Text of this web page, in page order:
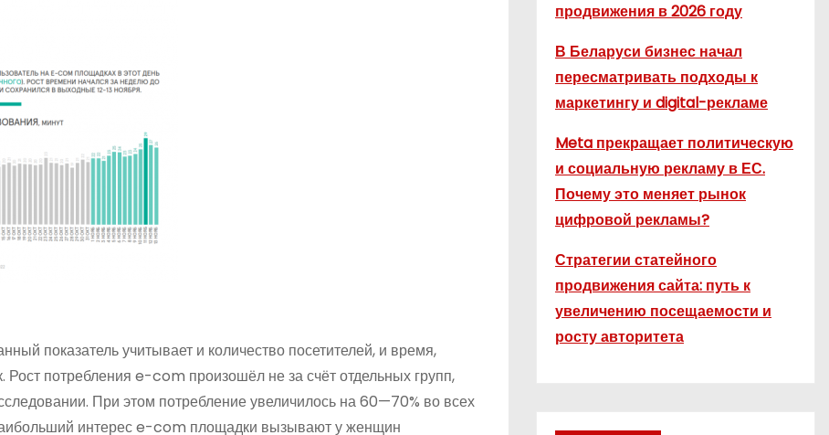
показатель учитывает и количество посетителей, и время,
потребления e-com произошёл не за счёт отдельных групп,
При этом потребление увеличилось на 60—70% во всех
интерес e-com площадки вызывают у женщин
продвижения в 2026 году
В Беларуси бизнес начал
пересматривать подходы к
маркетингу и digital-рекламе
Meta прекращает политическую
и социальную рекламу в ЕС.
Почему это меняет рынок
цифровой рекламы?
Стратегии статейного
продвижения сайта: путь к
увеличению посещаемости и
росту авторитета